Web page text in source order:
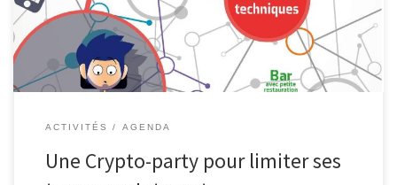
d’écriture. L’accessibilité et l’offre de contenus ne cessent
d’augmenter tandis que de nouveaux supports apparaissent. […]
ACTIVITÉS AGENDA
Une Crypto-party pour limiter ses